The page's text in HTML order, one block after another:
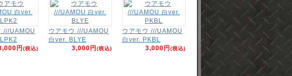
///UAMOU
円(税込)
ウアモウ ///UAMOU
白ver. BLYE
3,000円(税込)
ウアモウ ///UAMOU
白ver. PKBL
3,000円(税込)